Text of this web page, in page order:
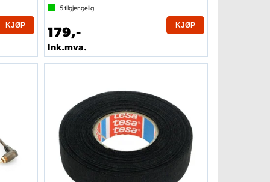
KJØP
5tilgjengelig
179,-
Ink.mva.
KJØP